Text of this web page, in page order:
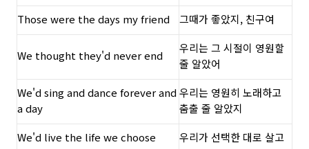
Those were the days my friend 그때가 좋았지, 친구여
We thought they'd never end
우리는 그 시절이 영원할
줄 알았어
We'd sing and dance forever and
a day
우리는 영원히 노래하고
춤출 줄 알았지
We'd live the life we choose
우리가 선택한 대로 살고